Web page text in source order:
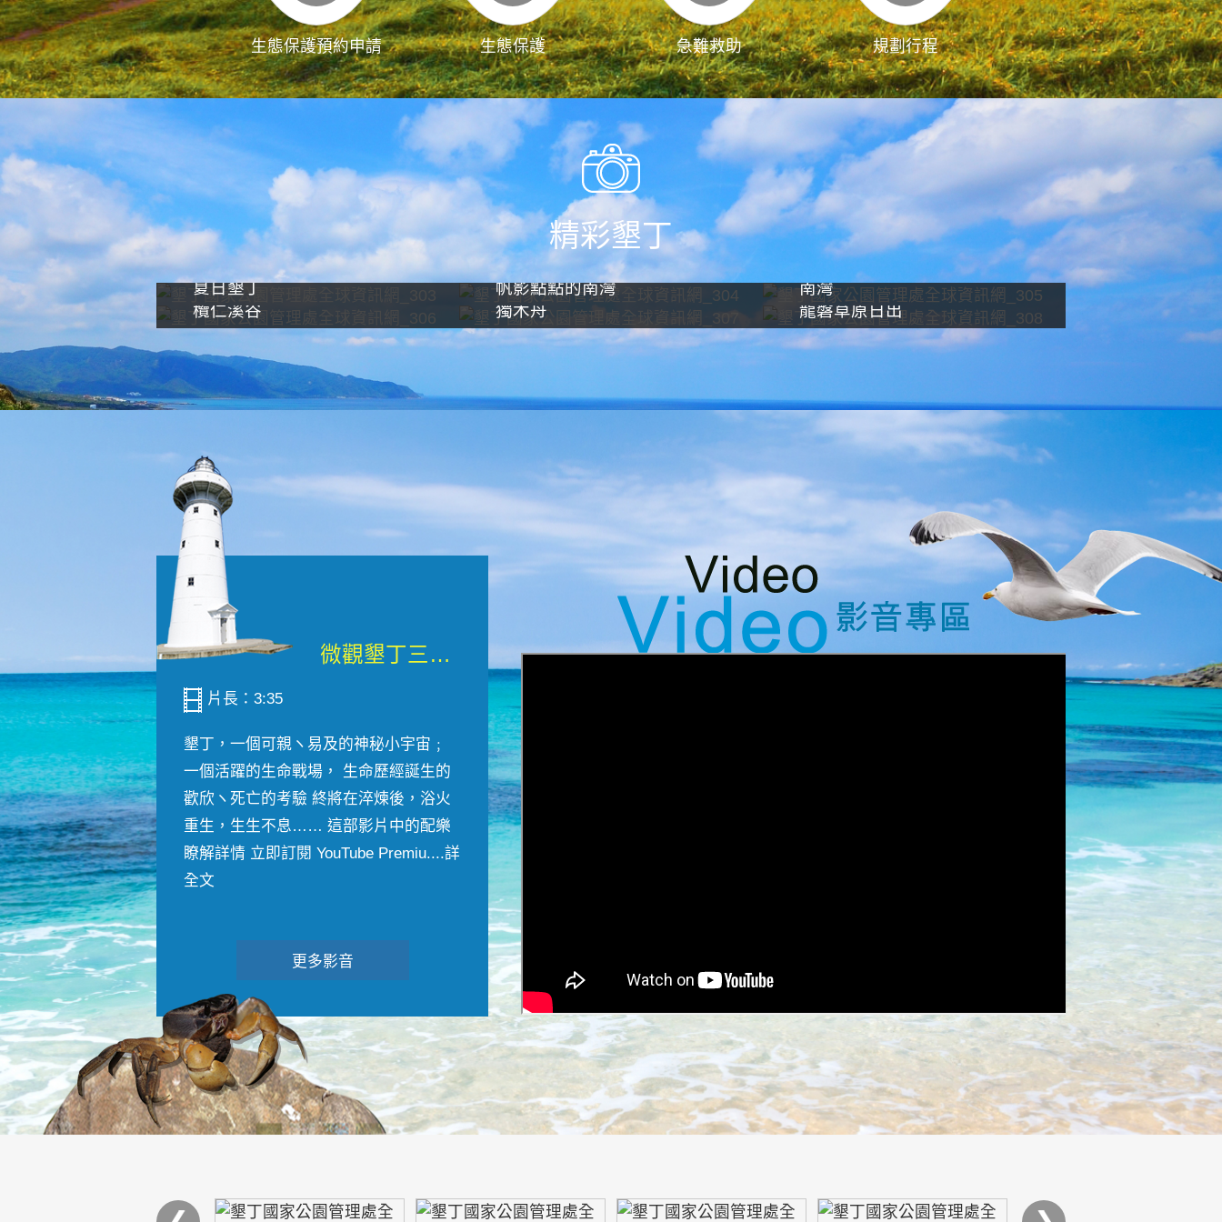
生態保護預約申請 生態保護 急難救助 規劃行程 影像直播
精彩墾丁
夏日墾丁 帆影點點的南灣
南灣
欖仁溪谷
獨木舟 龍磐草原日出
微觀墾丁三部曲 重生....
片長：3:35
墾丁，一個可親ヽ易及的神秘小宇宙﹔
一個活躍的生命戰場， 生命歷經誕生的
歡欣ヽ死亡的考驗 終將在淬煉後，浴火
重生，生生不息…… 這部影片中的配樂
瞭解詳情 立即訂閱 YouTube Premiu....詳
全文
更多影音